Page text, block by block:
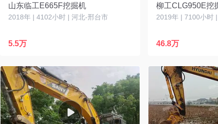
山东临工E665F挖掘机
2018年 | 4102小时 | 河北-邢台市
5.5万
柳工CLG950E挖
2019年 | 7100小时
46.8万